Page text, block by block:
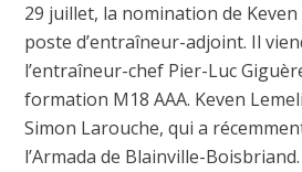
29 juillet, la nomination de
poste d’entraîneur-adjoint. Il
l’entraîneur-chef Pier-Luc
formation M18 AAA. Keven
Simon Larouche, qui a
l’Armada de Blainville-